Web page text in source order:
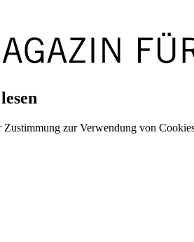
zur Verwendung von